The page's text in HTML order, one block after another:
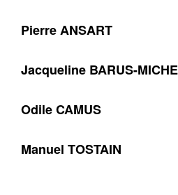
Pierre ANSART
Jacqueline BARUS-
Odile CAMUS
Manuel TOSTAIN